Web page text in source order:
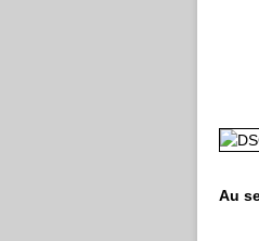
Au